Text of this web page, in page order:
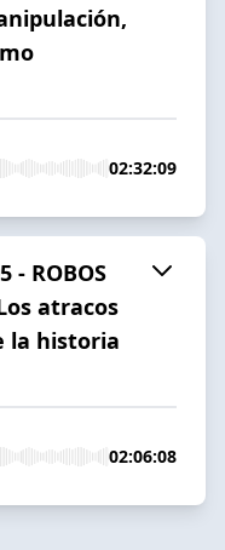
02:32:09
- ROBOS
atracos
la historia
02:06:08